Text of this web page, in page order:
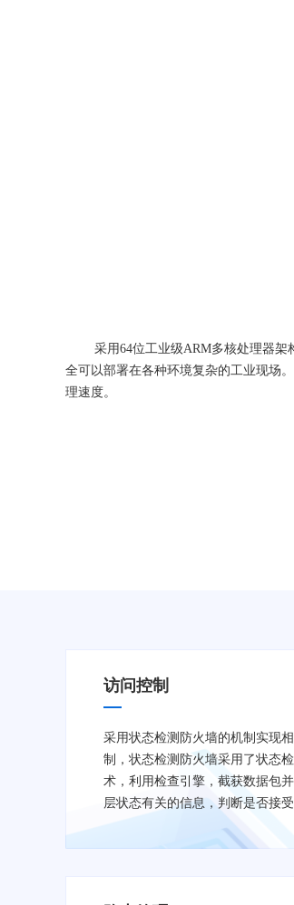
采用64位工业级ARM多核处理器
全可以部署在各种环境复杂的工业现场
理速度。
访问控制
采用状态检测防火墙的机制实现
制，状态检测防火墙采用了状态
术，利用检查引擎，截获数据包
层状态有关的信息，判断是否接受